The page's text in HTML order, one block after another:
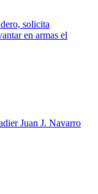
solicita
en armas el
Juan J. Navarro